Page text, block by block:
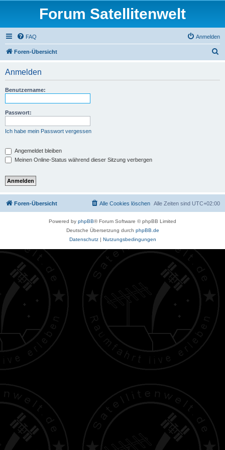
Forum Satellitenwelt
FAQ Anmelden
Foren-Übersicht
Anmelden
Benutzername:
Passwort:
Ich habe mein Passwort vergessen
Angemeldet bleiben
Meinen Online-Status während dieser Sitzung verbergen
Foren-Übersicht Alle Zeiten sind UTC+02:00
Alle Cookies löschen
Powered by phpBB® Forum Software © phpBB Limited
Deutsche Übersetzung durch phpBB.de
Datenschutz| Nutzungsbedingungen